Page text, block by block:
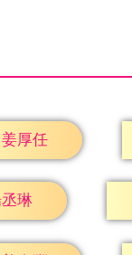
姜厚任
琳